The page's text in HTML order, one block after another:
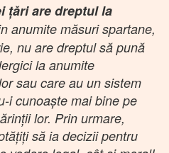
țări are dreptul la
anumite măsuri spartane,
nu are dreptul să pună
la anumite
sau care au un sistem
i cunoaște mai bine pe
lor. Prin urmare,
să ia decizii pentru